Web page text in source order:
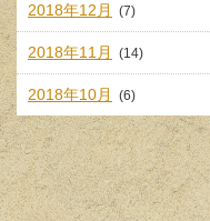
2018年12月 (7)
2018年11月 (14)
2018年10月 (6)